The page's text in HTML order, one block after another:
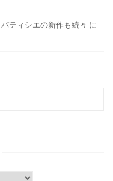
ティシエの新作も続々 に